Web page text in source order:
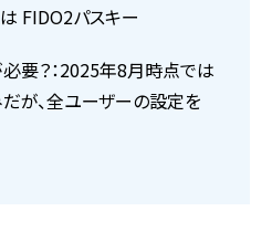
FIDO2パスキー
要？：2025年8月時点では
が、全ユーザーの設定を